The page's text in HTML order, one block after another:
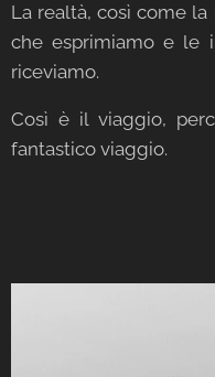
La realtà, così come
che esprimiamo e le
riceviamo.
Così è il viaggio,
fantastico viaggio.